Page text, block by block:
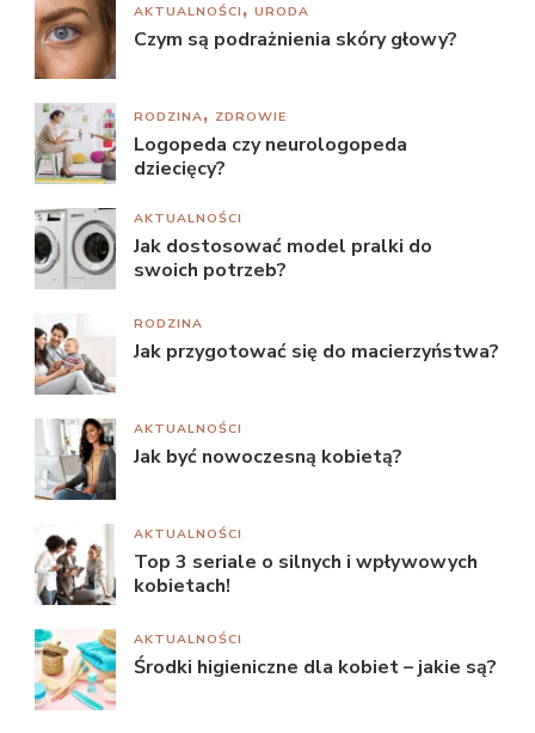
AKTUALNOŚCI URODA
Czym są podrażnienia skóry głowy?
RODZINA ZDROWIE
Logopeda czy neurologopeda
dziecięcy?
AKTUALNOŚCI
Jak dostosować model pralki do
swoich potrzeb?
RODZINA
Jak przygotować się do macierzyństwa?
AKTUALNOŚCI
Jak być nowoczesną kobietą?
AKTUALNOŚCI
Top 3 seriale o silnych i wpływowych
kobietach!
AKTUALNOŚCI
Środki higieniczne dla kobiet – jakie są?